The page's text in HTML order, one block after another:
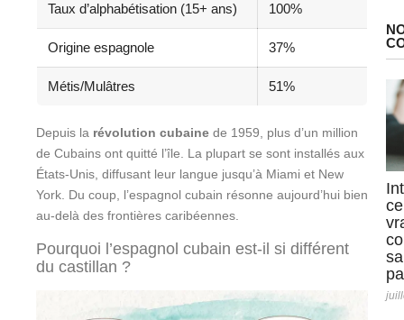
Taux d’alphabétisation (15+ ans) 100%
Origine espagnole 37%
Métis/Mulâtres 51%
Depuis la révolution cubaine de 1959, plus d’un million
de Cubains ont quitté l’île. La plupart se sont installés aux
États-Unis, diffusant leur langue jusqu’à Miami et New
York. Du coup, l’espagnol cubain résonne aujourd’hui bien
au-delà des frontières caribéennes.
Pourquoi l’espagnol cubain est-il si différent
du castillan ?